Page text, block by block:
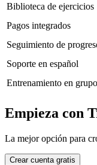
Biblioteca de ejercicios
Pagos integrados
Seguimiento de
Soporte en español
Entrenamiento en grupo
Empieza con
La mejor opción para
Crear cuenta gratis